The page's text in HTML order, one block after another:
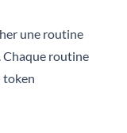
une routine
Chaque routine
token